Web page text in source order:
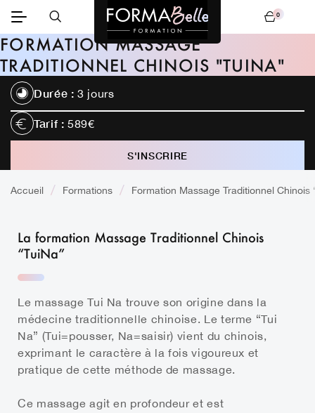
0
FORMATION MASSAGE
TRADITIONNEL CHINOIS "TUINA"
Durée : 3 jours
Tarif : 589€
TÉLÉCHARGER LE CONTENU
S'INSCRIRE
Accueil Formations Formation Massage Traditionnel Chinois
La formation Massage Traditionnel Chinois
“TuiNa”
Le massage Tui Na trouve son origine dans la
médecine traditionnelle chinoise. Le terme “Tui
Na” (Tui=pousser, Na=saisir) vient du chinois,
exprimant le caractère à la fois vigoureux et
pratique de cette méthode de massage.
Ce massage agit en profondeur et est